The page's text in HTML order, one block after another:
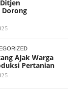
Dorong
Ajak Warga
Pertanian